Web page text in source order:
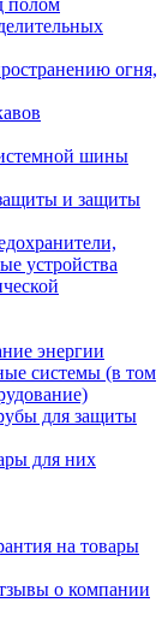
полом
огня,
шины
и защиты
устройства
энергии
системы (в том
для защиты
для них
на товары
о компании